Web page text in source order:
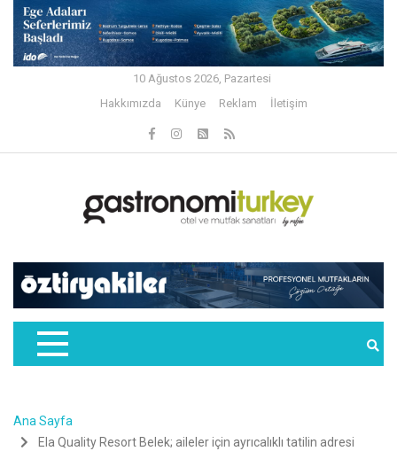
10 Ağustos 2026, Pazartesi
Hakkımızda
Künye Reklam İletişim
Ana Sayfa
Ela Quality Resort Belek; aileler için ayrıcalıklı tatilin adresi